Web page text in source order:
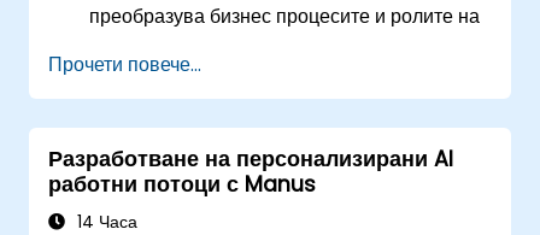
преобразува бизнес процесите и ролите на
Идентифицират възможности за
оперативна трансформация, управлявана
от AI.
Изследват етични, регулаторни и свързани
със сигурността аспекти на AI
автономността.
Прочети повече...
Разработване на персонализирани AI
работни потоци с Manus
14 Часа